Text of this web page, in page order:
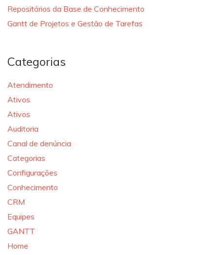
Repositórios da Base de Conhecimento
Gantt de Projetos e Gestão de Tarefas
Categorias
Atendimento
Ativos
Ativos
Auditoria
Canal de denúncia
Categorias
Configurações
Conhecimento
CRM
Equipes
GANTT
Home